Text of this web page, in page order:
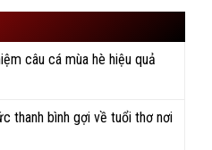
câu cá mùa hè hiệu quả
thanh bình gợi về tuổi thơ nơi